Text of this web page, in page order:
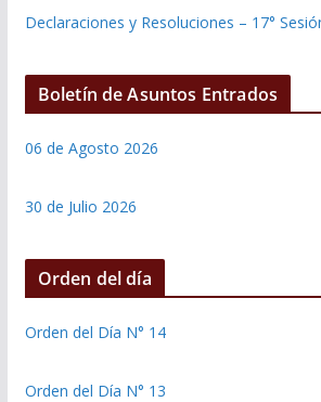
Declaraciones y Resoluciones – 17°
Boletín de Asuntos Entrados
06 de Agosto 2026
30 de Julio 2026
Orden del día
Orden del Día N° 14
Orden del Día N° 13